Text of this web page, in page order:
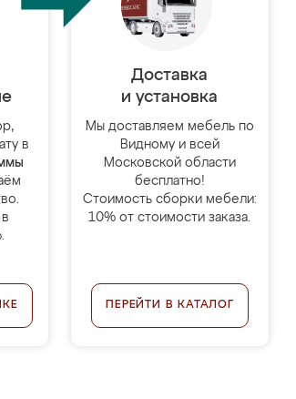
в
Доставка
и установка
Мы доставляем мебель по
Видному и всей
Московской области
бесплатно!
Стоимость сборки мебели:
10% от стоимости заказа.
ПЕРЕЙТИ В КАТАЛОГ